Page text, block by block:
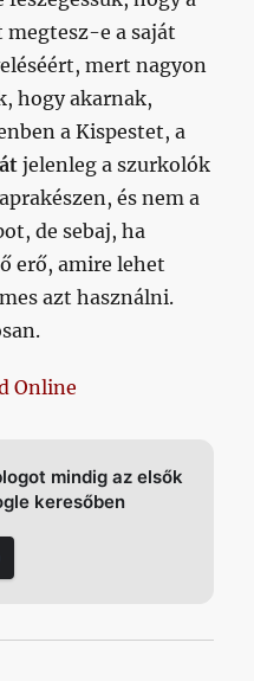
e a saját
mert nagyon
hogy akarnak,
a Kispestet, a
jelenleg a szurkolók
és nem a
de sebaj, ha
erő, amire lehet
azt használni.
Online
mindig az elsők
keresőben